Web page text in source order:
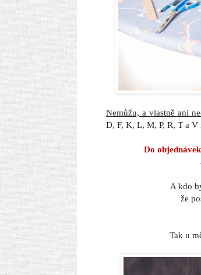
Nemůžu, a vlastně ani
D, F, K, L, M, P, R, T a
Do
A kdo
že
Tak u